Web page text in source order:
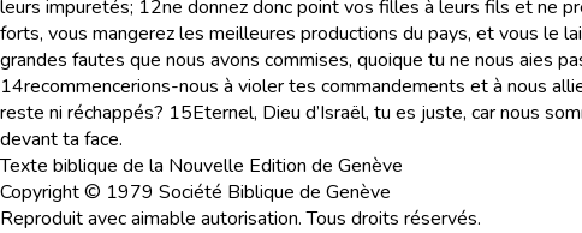
leurs impuretés; 12ne donnez donc point vos filles à leurs fils et ne
forts, vous mangerez les meilleures productions du pays, et vous le
grandes fautes que nous avons commises, quoique tu ne nous aies
14recommencerions-nous à violer tes commandements et à nous
reste ni réchappés? 15Eternel, Dieu d’Israël, tu es juste, car nous
devant ta face.
Texte biblique de la Nouvelle Edition de Genève
Copyright © 1979 Société Biblique de Genève
Reproduit avec aimable autorisation. Tous droits réservés.